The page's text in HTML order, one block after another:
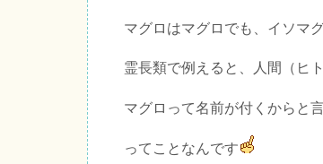
マグロはマグロでも、イソマ
霊長類で例えると、人間（ヒ
マグロって名前が付くからと
ってことなんです